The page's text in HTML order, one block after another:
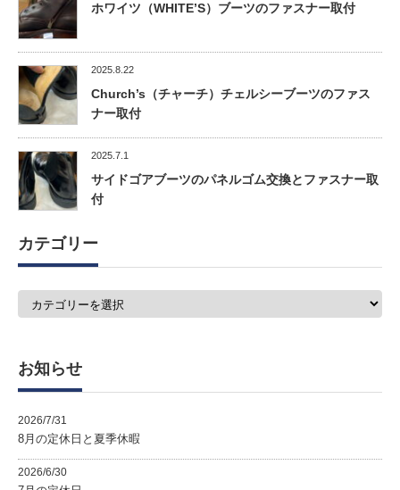
ホワイツ（WHITE’S）ブーツのファスナー取付
2025.8.22
Church’s（チャーチ）チェルシーブーツのファス
ナー取付
2025.7.1
サイドゴアブーツのパネルゴム交換とファスナー取
付
カテゴリー
お知らせ
2026/7/31
8月の定休日と夏季休暇
2026/6/30